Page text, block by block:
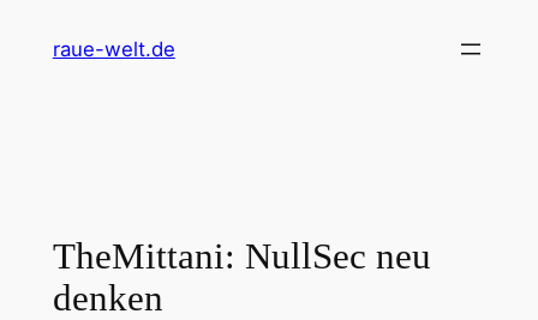
Inhaltraue-welt.de
TheMittani: NullSec neu
denken